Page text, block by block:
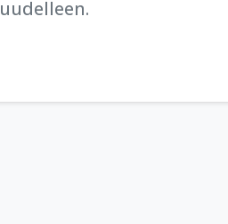
uudelleen.